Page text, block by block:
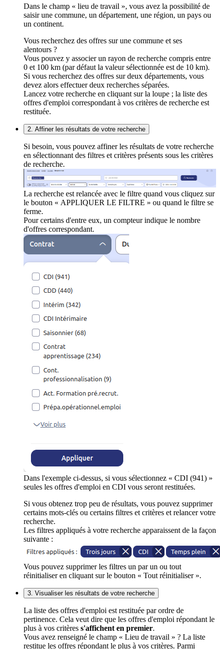
Dans le champ « lieu de travail », vous avez la possibilité de
saisir une commune, un département, une région, un pays ou
un continent.
Vous recherchez des offres sur une commune et ses
alentours ?
Vous pouvez y associer un rayon de recherche compris entre
0 et 100 km (par défaut la valeur sélectionnée est de 10 km).
Si vous recherchez des offres sur deux départements, vous
devez alors effectuer deux recherches séparées.
Lancez votre recherche en cliquant sur la loupe ; la liste des
offres d'emploi correspondant à vos critères de recherche est
restituée.
2. Affiner les résultats de votre recherche
Si besoin, vous pouvez affiner les résultats de votre recherche
en sélectionnant des filtres et critères présents sous les critères
de recherche.
La recherche est relancée avec le filtre quand vous cliquez sur
le bouton « APPLIQUER LE FILTRE » ou quand le filtre se
ferme.
Pour certains d'entre eux, un compteur indique le nombre
d'offres correspondant.
Dans l'exemple ci-dessus, si vous sélectionnez « CDI (941) »
seules les offres d'emploi en CDI vous seront restituées.
Si vous obtenez trop peu de résultats, vous pouvez supprimer
certains mots-clés ou certains filtres et critères et relancer votre
recherche.
Les filtres appliqués à votre recherche apparaissent de la façon
suivante :
Vous pouvez supprimer les filtres un par un ou tout
réinitialiser en cliquant sur le bouton « Tout réinitialiser ».
3. Visualiser les résultats de votre recherche
La liste des offres d'emploi est restituée par ordre de
pertinence. Cela veut dire que les offres d'emploi répondant le
plus à vos critères s'affichent en premier.
Vous avez renseigné le champ « Lieu de travail » ? La liste
restitue les offres répondant le plus à vos critères. Parmi